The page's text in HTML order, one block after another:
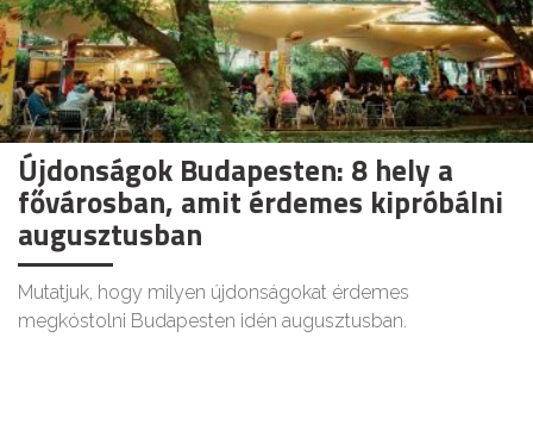
Újdonságok Budapesten: 8 hely a
fővárosban, amit érdemes kipróbálni
augusztusban
Mutatjuk, hogy milyen újdonságokat érdemes
megkóstolni Budapesten idén augusztusban.